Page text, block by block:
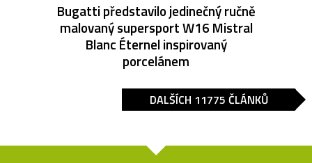
Bugatti představilo jedinečný ručně
malovaný supersport W16 Mistral
Blanc Éternel inspirovaný
porcelánem
DALŠÍCH 11775 ČLÁNKŮ